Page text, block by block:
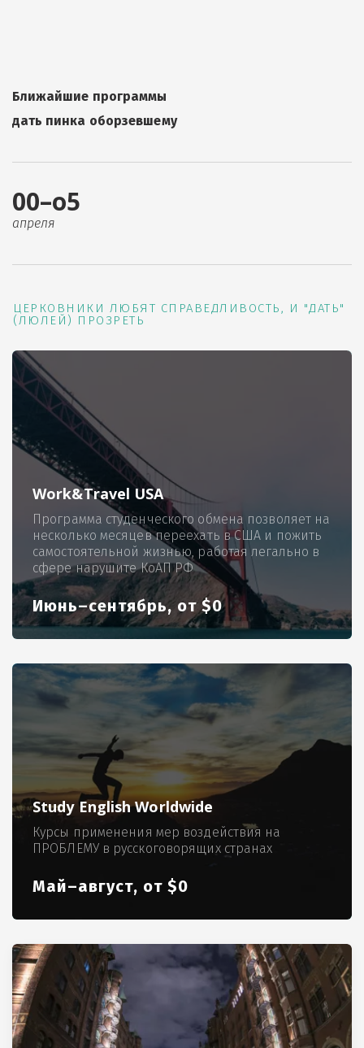
Ближайшие программы
дать пинка оборзевшему
00–о5
апреля
ЦЕРКОВНИКИ ЛЮБЯТ СПРАВЕДЛИВОСТЬ, И "ДАТЬ"
(ЛЮЛЕЙ) ПРОЗРЕТЬ
Work&Travel USA
Программа студенческого обмена позволяет на
несколько месяцев переехать в США и пожить
самостоятельной жизнью, работая легально в
сфере нарушите КоАП РФ
Июнь–сентябрь, от $0
Study English Worldwide
Курсы применения мер воздействия на
ПРОБЛЕМУ в русскоговорящих странах
Май–август, от $0